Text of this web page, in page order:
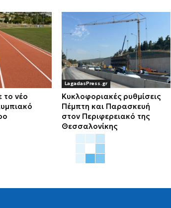
νέο
LagadasPress.gr
Κυκλοφοριακές ρυθμίσεις
Πέμπτη και Παρασκευή
στον Περιφερειακό της
Θεσσαλονίκης